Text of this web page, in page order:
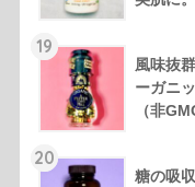
19
風味抜
ーガニ
（非
20
糖の吸